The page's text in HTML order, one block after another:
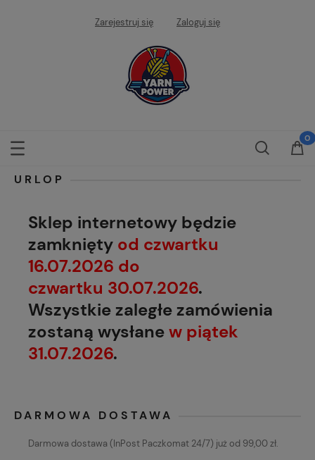
Zarejestruj się Zaloguj się
URLOP
Sklep internetowy będzie
zamknięty od czwartku
16.07.2026 do
czwartku 30.07.2026.
Wszystkie zaległe zamówienia
zostaną wysłanew piątek
31.07.2026.
DARMOWA DOSTAWA
Darmowa dostawa (InPost Paczkomat 24/7) już od 99,00 zł.